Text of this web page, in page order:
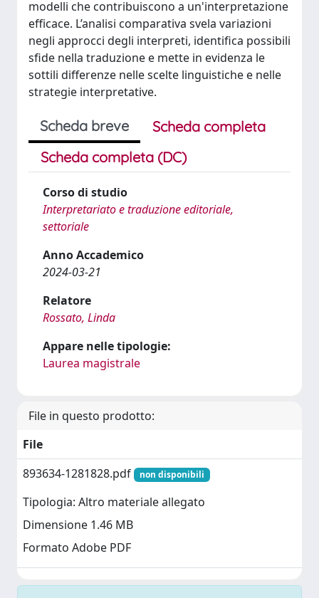
modelli che contribuiscono a un'interpretazione
efficace. L’analisi comparativa svela variazioni
negli approcci degli interpreti, identifica possibili
sfide nella traduzione e mette in evidenza le
sottili differenze nelle scelte linguistiche e nelle
strategie interpretative.
Scheda breve
Scheda completa
Scheda completa (DC)
Corso di studio
Interpretariato e traduzione editoriale,
settoriale
Anno Accademico
2024-03-21
Relatore
Rossato, Linda
Appare nelle tipologie:
Laurea magistrale
File in questo prodotto:
File
893634-1281828.pdf
non disponibili
Tipologia: Altro materiale allegato
Dimensione 1.46 MB
Formato Adobe PDF